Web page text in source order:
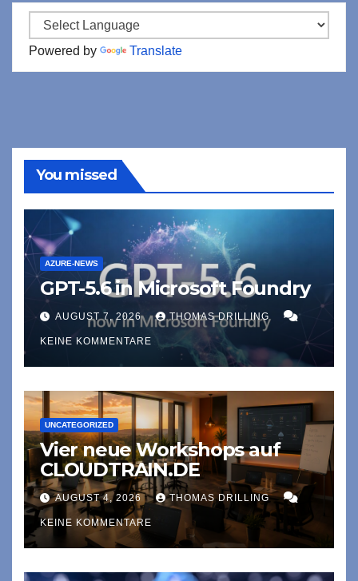
Powered by Translate
You missed
AZURE-NEWS
GPT-5.6 in Microsoft Foundry
AUGUST 7, 2026 THOMAS DRILLING
KEINE KOMMENTARE
UNCATEGORIZED
Vier neue Workshops auf
CLOUDTRAIN.DE
AUGUST 4, 2026 THOMAS DRILLING
KEINE KOMMENTARE